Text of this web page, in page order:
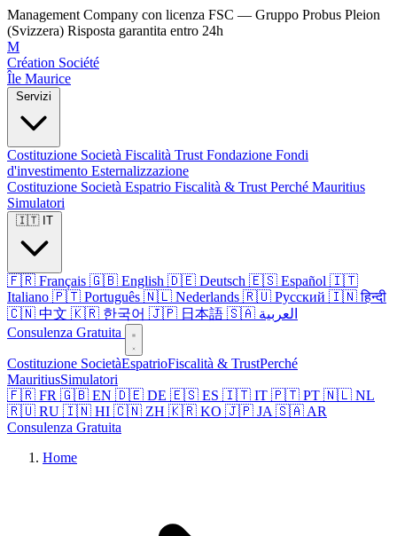
Management Company con licenza FSC — Gruppo Probus Pleion
(Svizzera) Risposta garantita entro 24h
M
Création Société
Île Maurice
Costituzione Società Fiscalità Trust Fondazione Fondi
d'investimento Esternalizzazione
Costituzione Società Espatrio Fiscalità & Trust Perché Mauritius
Simulatori
🇫🇷 Français 🇬🇧 English 🇩🇪 Deutsch 🇪🇸 Español 🇮🇹
Italiano 🇵🇹 Português 🇳🇱 Nederlands 🇷🇺 Русский 🇮🇳 हिन्दी
🇨🇳 中文 🇰🇷 한국어 🇯🇵 日本語
🇸🇦 العربية
Consulenza Gratuita
Costituzione SocietàEspatrioFiscalità & TrustPerché
MauritiusSimulatori
🇫🇷 FR 🇬🇧 EN 🇩🇪 DE 🇪🇸 ES 🇮🇹 IT 🇵🇹 PT 🇳🇱 NL
🇷🇺 RU 🇮🇳 HI 🇨🇳 ZH 🇰🇷 KO 🇯🇵 JA 🇸🇦 AR
Consulenza Gratuita
Home